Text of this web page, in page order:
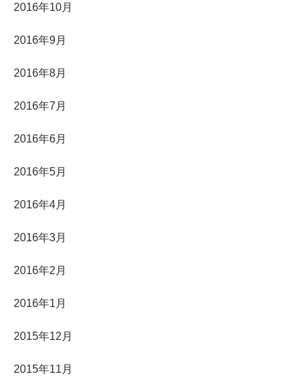
2016年10月
2016年9月
2016年8月
2016年7月
2016年6月
2016年5月
2016年4月
2016年3月
2016年2月
2016年1月
2015年12月
2015年11月